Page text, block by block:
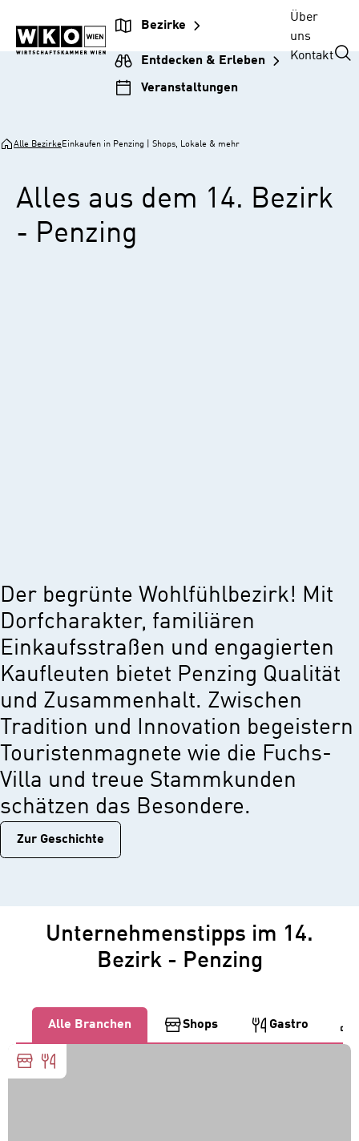
Unternehmensnavigation
springen
Inhalt
springen
Hauptnavigation
springen
Footer
springen
Bezirke
Entdecken & Erleben
Veranstaltungen
Über
uns
Kontakt
Alle BezirkeEinkaufen in Penzing | Shops, Lokale & mehr
Alles aus dem 14. Bezirk
- Penzing
Der begrünte Wohlfühlbezirk! Mit
Dorfcharakter, familiären
Einkaufsstraßen und engagierten
Kaufleuten bietet Penzing Qualität
und Zusammenhalt. Zwischen
Tradition und Innovation begeistern
Touristenmagnete wie die Fuchs-
Villa und treue Stammkunden
schätzen das Besondere.
Zur Geschichtе
Unternehmenstipps im 14.
Bezirk - Penzing
Alle Branchen Shops Gastro